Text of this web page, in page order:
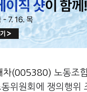
차(005380) 노동조
위원회에 쟁의행